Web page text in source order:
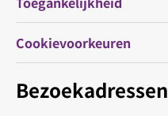
Bezoekadressen
Cookievoorkeuren